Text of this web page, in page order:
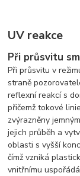
UV reakce
Při průsvitu
Při průsvitu v
straně
reflexní reakcí s
přičemž tokové
zvýrazněny
jejich průběh a
oblasti s vyšší
čímž vzniká
vnitřnímu